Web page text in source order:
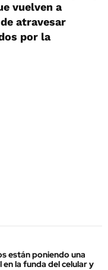
vuelven a
atravesar
por la
están poniendo una
en la funda del celular y